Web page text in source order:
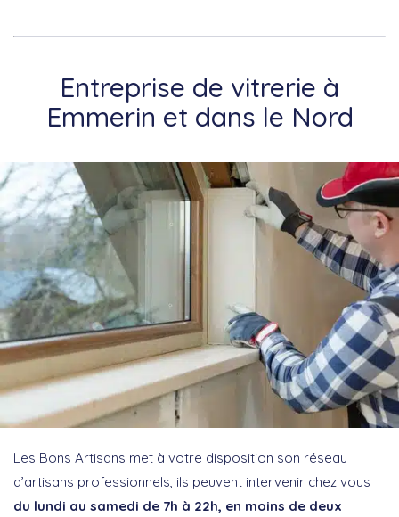
Entreprise de vitrerie à
Emmerin et dans le Nord
Les Bons Artisans met à votre disposition son réseau
d’artisans professionnels, ils peuvent intervenir chez vous
du lundi au samedi de 7h à 22h, en moins de deux